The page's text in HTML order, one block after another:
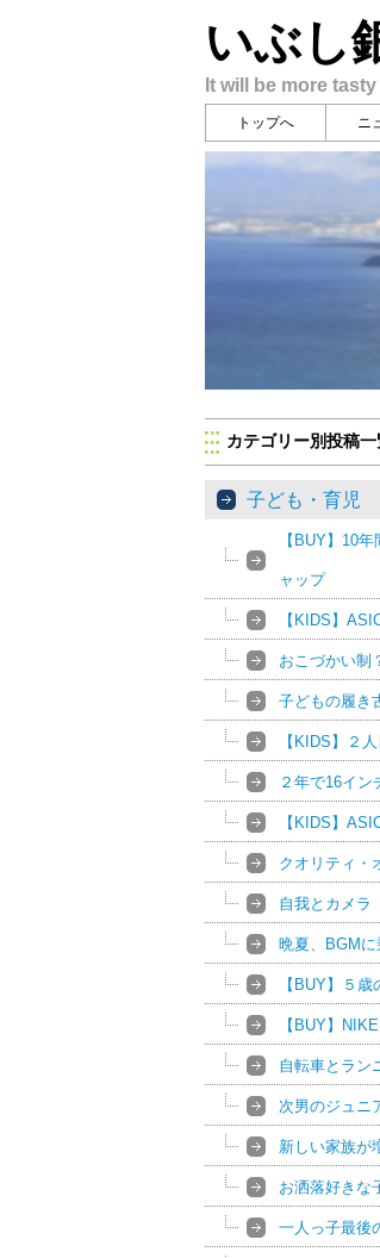
いぶし
It will be more
トップへ ニ
カテゴリー別投稿一
子ども・育児
【BUY】10
ャップ
【KIDS】
おこづかい制
子どもの履き
【KIDS】２
２年で16イン
【KIDS】
クオリティ・
自我とカメラ
晩夏、BGMに
【BUY】５
【BUY】
自転車とラン
次男のジュニ
新しい家族が
お洒落好きな
一人っ子最後